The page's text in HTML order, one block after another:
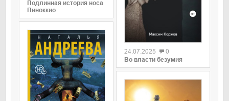
Подлинная история носа
Пиноккио
24.07.2025
0
Во власти безумия